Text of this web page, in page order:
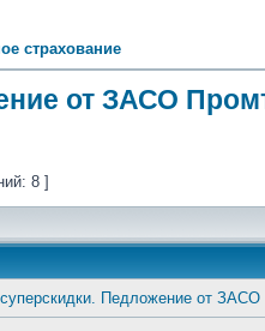
страхование
от ЗАСО
8 ]
Педложение от ЗАСО